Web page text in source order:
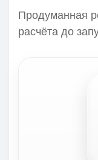
Продуманная
расчёта до